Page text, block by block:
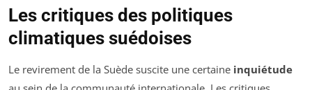
Les critiques des politiques
climatiques suédoises
Le revirement de la Suède suscite une certaine inquiétude